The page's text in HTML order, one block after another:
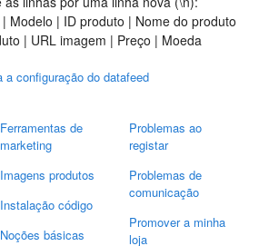
Ferramentas de
marketing
Imagens produtos
Instalação código
Noções básicas
Problemas ao
registar
Problemas de
comunicação
Promover a minha
loja
Modelo | ID produto | Nome do produto
| URL imagem | Preço | Moeda
a configuração do datafeed